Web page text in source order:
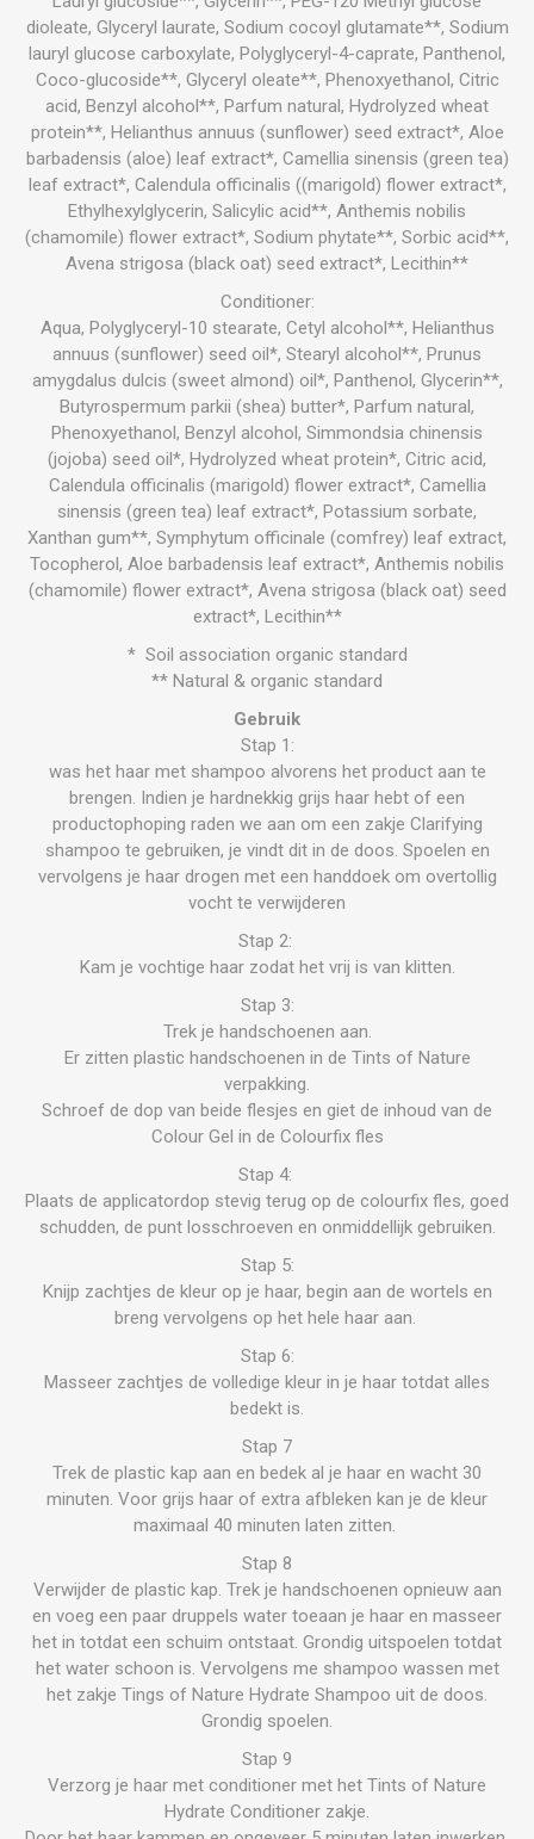
dioleate, Glyceryl laurate, Sodium cocoyl glutamate**, Sodium
lauryl glucose carboxylate, Polyglyceryl-4-caprate, Panthenol,
Coco-glucoside**, Glyceryl oleate**, Phenoxyethanol, Citric
acid, Benzyl alcohol**, Parfum natural, Hydrolyzed wheat
protein**, Helianthus annuus (sunflower) seed extract*, Aloe
barbadensis (aloe) leaf extract*, Camellia sinensis (green tea)
leaf extract*, Calendula officinalis ((marigold) flower extract*,
Ethylhexylglycerin, Salicylic acid**, Anthemis nobilis
(chamomile) flower extract*, Sodium phytate**, Sorbic acid**,
Avena strigosa (black oat) seed extract*, Lecithin**
Conditioner:
Aqua, Polyglyceryl-10 stearate, Cetyl alcohol**, Helianthus
annuus (sunflower) seed oil*, Stearyl alcohol**, Prunus
amygdalus dulcis (sweet almond) oil*, Panthenol, Glycerin**,
Butyrospermum parkii (shea) butter*, Parfum natural,
Phenoxyethanol, Benzyl alcohol, Simmondsia chinensis
(jojoba) seed oil*, Hydrolyzed wheat protein*, Citric acid,
Calendula officinalis (marigold) flower extract*, Camellia
sinensis (green tea) leaf extract*, Potassium sorbate,
Xanthan gum**, Symphytum officinale (comfrey) leaf extract,
Tocopherol, Aloe barbadensis leaf extract*, Anthemis nobilis
(chamomile) flower extract*, Avena strigosa (black oat) seed
extract*, Lecithin**
* Soil association organic standard
** Natural & organic standard
Gebruik
Stap 1:
was het haar met shampoo alvorens het product aan te
brengen. Indien je hardnekkig grijs haar hebt of een
productophoping raden we aan om een zakje Clarifying
shampoo te gebruiken, je vindt dit in de doos. Spoelen en
vervolgens je haar drogen met een handdoek om overtollig
vocht te verwijderen
Stap 2:
Kam je vochtige haar zodat het vrij is van klitten.
Stap 3:
Trek je handschoenen aan.
Er zitten plastic handschoenen in de Tints of Nature
verpakking.
Schroef de dop van beide flesjes en giet de inhoud van de
Colour Gel in de Colourfix fles
Stap 4:
Plaats de applicatordop stevig terug op de colourfix fles, goed
schudden, de punt losschroeven en onmiddellijk gebruiken.
Stap 5:
Knijp zachtjes de kleur op je haar, begin aan de wortels en
breng vervolgens op het hele haar aan.
Stap 6:
Masseer zachtjes de volledige kleur in je haar totdat alles
bedekt is.
Stap 7
Trek de plastic kap aan en bedek al je haar en wacht 30
minuten. Voor grijs haar of extra afbleken kan je de kleur
maximaal 40 minuten laten zitten.
Stap 8
Verwijder de plastic kap. Trek je handschoenen opnieuw aan
en voeg een paar druppels water toeaan je haar en masseer
het in totdat een schuim ontstaat. Grondig uitspoelen totdat
het water schoon is. Vervolgens me shampoo wassen met
het zakje Tings of Nature Hydrate Shampoo uit de doos.
Grondig spoelen.
Stap 9
Verzorg je haar met conditioner met het Tints of Nature
Hydrate Conditioner zakje.